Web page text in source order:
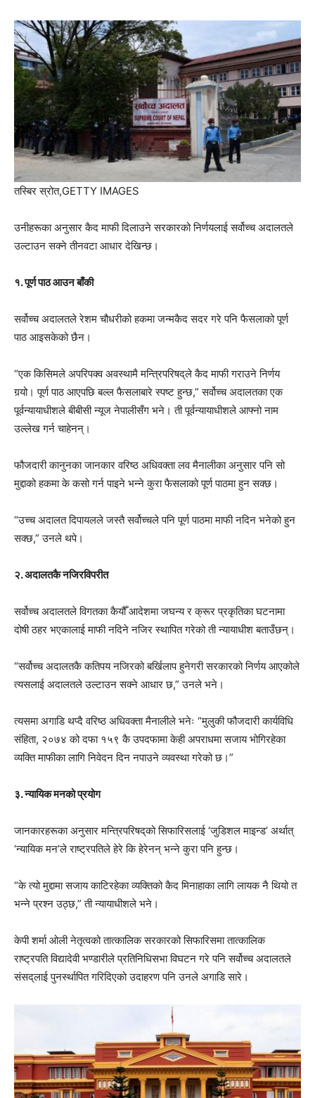
तस्बिर स्रोत,GETTY IMAGES
उनीहरूका अनुसार कैद माफी दिलाउने सरकारको निर्णयलाई सर्वोच्च अदालतले
उल्टाउन सक्ने तीनवटा आधार देखिन्छ।
१. पूर्ण पाठ आउन बाँकी
सर्वोच्च अदालतले रेशम चौधरीको हकमा जन्मकैद सदर गरे पनि फैसलाको पूर्ण
पाठ आइसकेको छैन।
“एक किसिमले अपरिपक्व अवस्थामै मन्त्रिपरिषद्‌ले कैद माफी गराउने निर्णय
गर्‍यो। पूर्ण पाठ आएपछि बल्ल फैसलाबारे स्पष्ट हुन्छ,” सर्वोच्च अदालतका एक
पूर्वन्यायाधीशले बीबीसी न्यूज नेपालीसँग भने। ती पूर्वन्यायाधीशले आफ्नो नाम
उल्लेख गर्न चाहेनन्।
फौजदारी कानुनका जानकार वरिष्ठ अधिवक्ता लव मैनालीका अनुसार पनि सो
मुद्दाको हकमा के कसो गर्न पाइने भन्ने कुरा फैसलाको पूर्ण पाठमा हुन सक्छ।
“उच्च अदालत दिपायलले जस्तै सर्वोच्चले पनि पूर्ण पाठमा माफी नदिन भनेको हुन
सक्छ,” उनले थपे।
२. अदालतकै नजिरविपरीत
सर्वोच्च अदालतले विगतका कैयौँ आदेशमा जघन्य र क्रूर प्रकृतिका घटनामा
दोषी ठहर भएकालाई माफी नदिने नजिर स्थापित गरेको ती न्यायाधीश बताउँछन्।
“सर्वोच्च अदालतकै कतिपय नजिरको बर्खिलाप हुनेगरी सरकारको निर्णय आएकोले
त्यसलाई अदालतले उल्टाउन सक्ने आधार छ,” उनले भने।
त्यसमा अगाडि थप्दै वरिष्ठ अधिवक्ता मैनालीले भनेः “मुलुकी फौजदारी कार्यविधि
संहिता, २०७४ को दफा १५९ कै उपदफामा केही अपराधमा सजाय भोगिरहेका
व्यक्ति माफीका लागि निवेदन दिन नपाउने व्यवस्था गरेको छ।”
३. न्यायिक मनको प्रयोग
जानकारहरूका अनुसार मन्त्रिपरिषद्‌को सिफारिसलाई ‘जुडिशल माइन्ड’ अर्थात्
‘न्यायिक मन’ले राष्ट्रपतिले हेरे कि हेरेनन् भन्ने कुरा पनि हुन्छ।
“के त्यो मुद्दामा सजाय काटिरहेका व्यक्तिको कैद मिनाहाका लागि लायक नै थियो त
भन्ने प्रश्न उठ्छ,” ती न्यायाधीशले भने।
केपी शर्मा ओली नेतृत्वको तात्कालिक सरकारको सिफारिसमा तात्कालिक
राष्ट्रपति विद्यादेवी भण्डारीले प्रतिनिधिसभा विघटन गरे पनि सर्वोच्च अदालतले
संसद्‌लाई पुनर्स्थापित गरिदिएको उदाहरण पनि उनले अगाडि सारे।